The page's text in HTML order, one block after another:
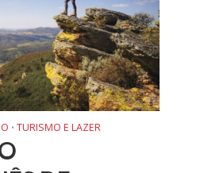
• TURISMO E LAZER